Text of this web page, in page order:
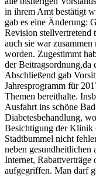
in ihrem Amt bestätigt
gab es eine Änderung:
Revision
auch sie war
worden. Zugestimmt
der Beitragsordnung,da
Abschließend gab
Jahresprogramm für
Themen bereithalte.
Ausfahrt ins schöne
Diabetesbehandlung,
Besichtigung der Klinik
Stadtbummel nicht
neben gesundheitlichen
Internet, Rabattverträge
aufgegriffen. Man darf